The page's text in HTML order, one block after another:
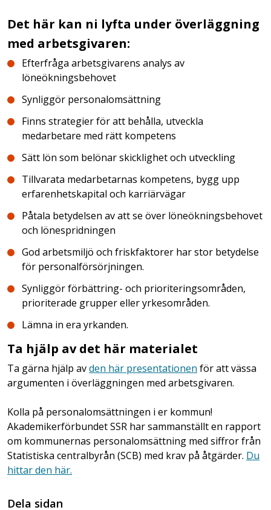
Det här kan ni lyfta under överläggning
med arbetsgivaren:
Efterfråga arbetsgivarens analys av
löneökningsbehovet
Synliggör personalomsättning
Finns strategier för att behålla, utveckla
medarbetare med rätt kompetens
Sätt lön som belönar skicklighet och utveckling
Tillvarata medarbetarnas kompetens, bygg upp
erfarenhetskapital och karriärvägar
Påtala betydelsen av att se över löneökningsbehovet
och lönespridningen
God arbetsmiljö och friskfaktorer har stor betydelse
för personalförsörjningen.
Synliggör förbättring- och prioriteringsområden,
prioriterade grupper eller yrkesområden.
Lämna in era yrkanden.
Ta hjälp av det här materialet
Ta gärna hjälp avden här presentationen för att vässa
argumenten i överläggningen med arbetsgivaren.
Kolla på personalomsättningen i er kommun!
Akademikerförbundet SSR har sammanställt en rapport
om kommunernas personalomsättning med siffror från
Statistiska centralbyrån (SCB) med krav på åtgärder. Du
hittar den här.
Dela sidan